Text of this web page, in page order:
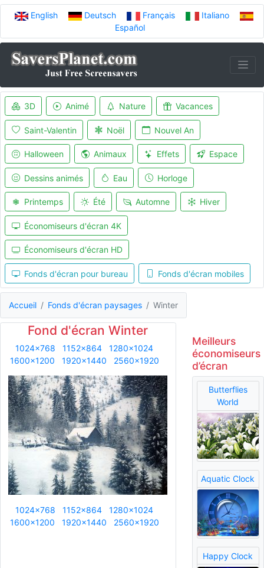
English Deutsch Français
Italiano
Español
3D Animé Nature Vacances
Saint-Valentin Noël Nouvel An
Halloween Animaux Effets Espace
Dessins animés Eau Horloge
Printemps Été Automne Hiver
Économiseurs d'écran 4K
Économiseurs d'écran HD
Fonds d'écran pour bureau Fonds d'écran mobiles
Accueil Fonds d'écran paysages Winter
Fond d'écran Winter
1024x768 1152x864
1280x1024
1600x1200
1920x1440 2560x1920
1024x768 1152x864
1280x1024
1600x1200
1920x1440 2560x1920
Meilleurs
économiseurs
d’écran
Butterflies
World
Aquatic Clock
Happy Clock